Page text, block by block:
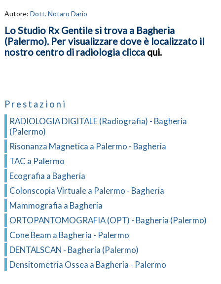
Autore: Dott. Notaro Dario
Lo Studio Rx Gentile si trova a Bagheria
(Palermo). Per visualizzare dove è localizzato il
nostro centro di radiologia clicca qui.
Prestazioni
RADIOLOGIA DIGITALE (Radiografia) - Bagheria
(Palermo)
Risonanza Magnetica a Palermo - Bagheria
TAC a Palermo
Ecografia a Bagheria
Colonscopia Virtuale a Palermo - Bagheria
Mammografia a Bagheria
ORTOPANTOMOGRAFIA (OPT) - Bagheria (Palermo)
Cone Beam a Bagheria - Palermo
DENTALSCAN - Bagheria (Palermo)
Densitometria Ossea a Bagheria - Palermo